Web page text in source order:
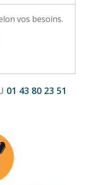
vos besoins.
01 43 80 23 51